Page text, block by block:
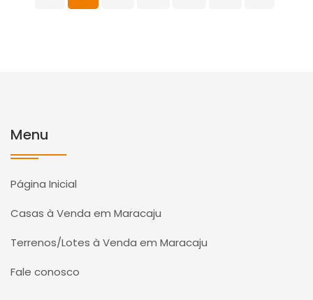
Menu
Página Inicial
Casas à Venda em Maracaju
Terrenos/Lotes à Venda em Maracaju
Fale conosco